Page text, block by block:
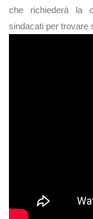
che richiederà la
sindacati per trovare